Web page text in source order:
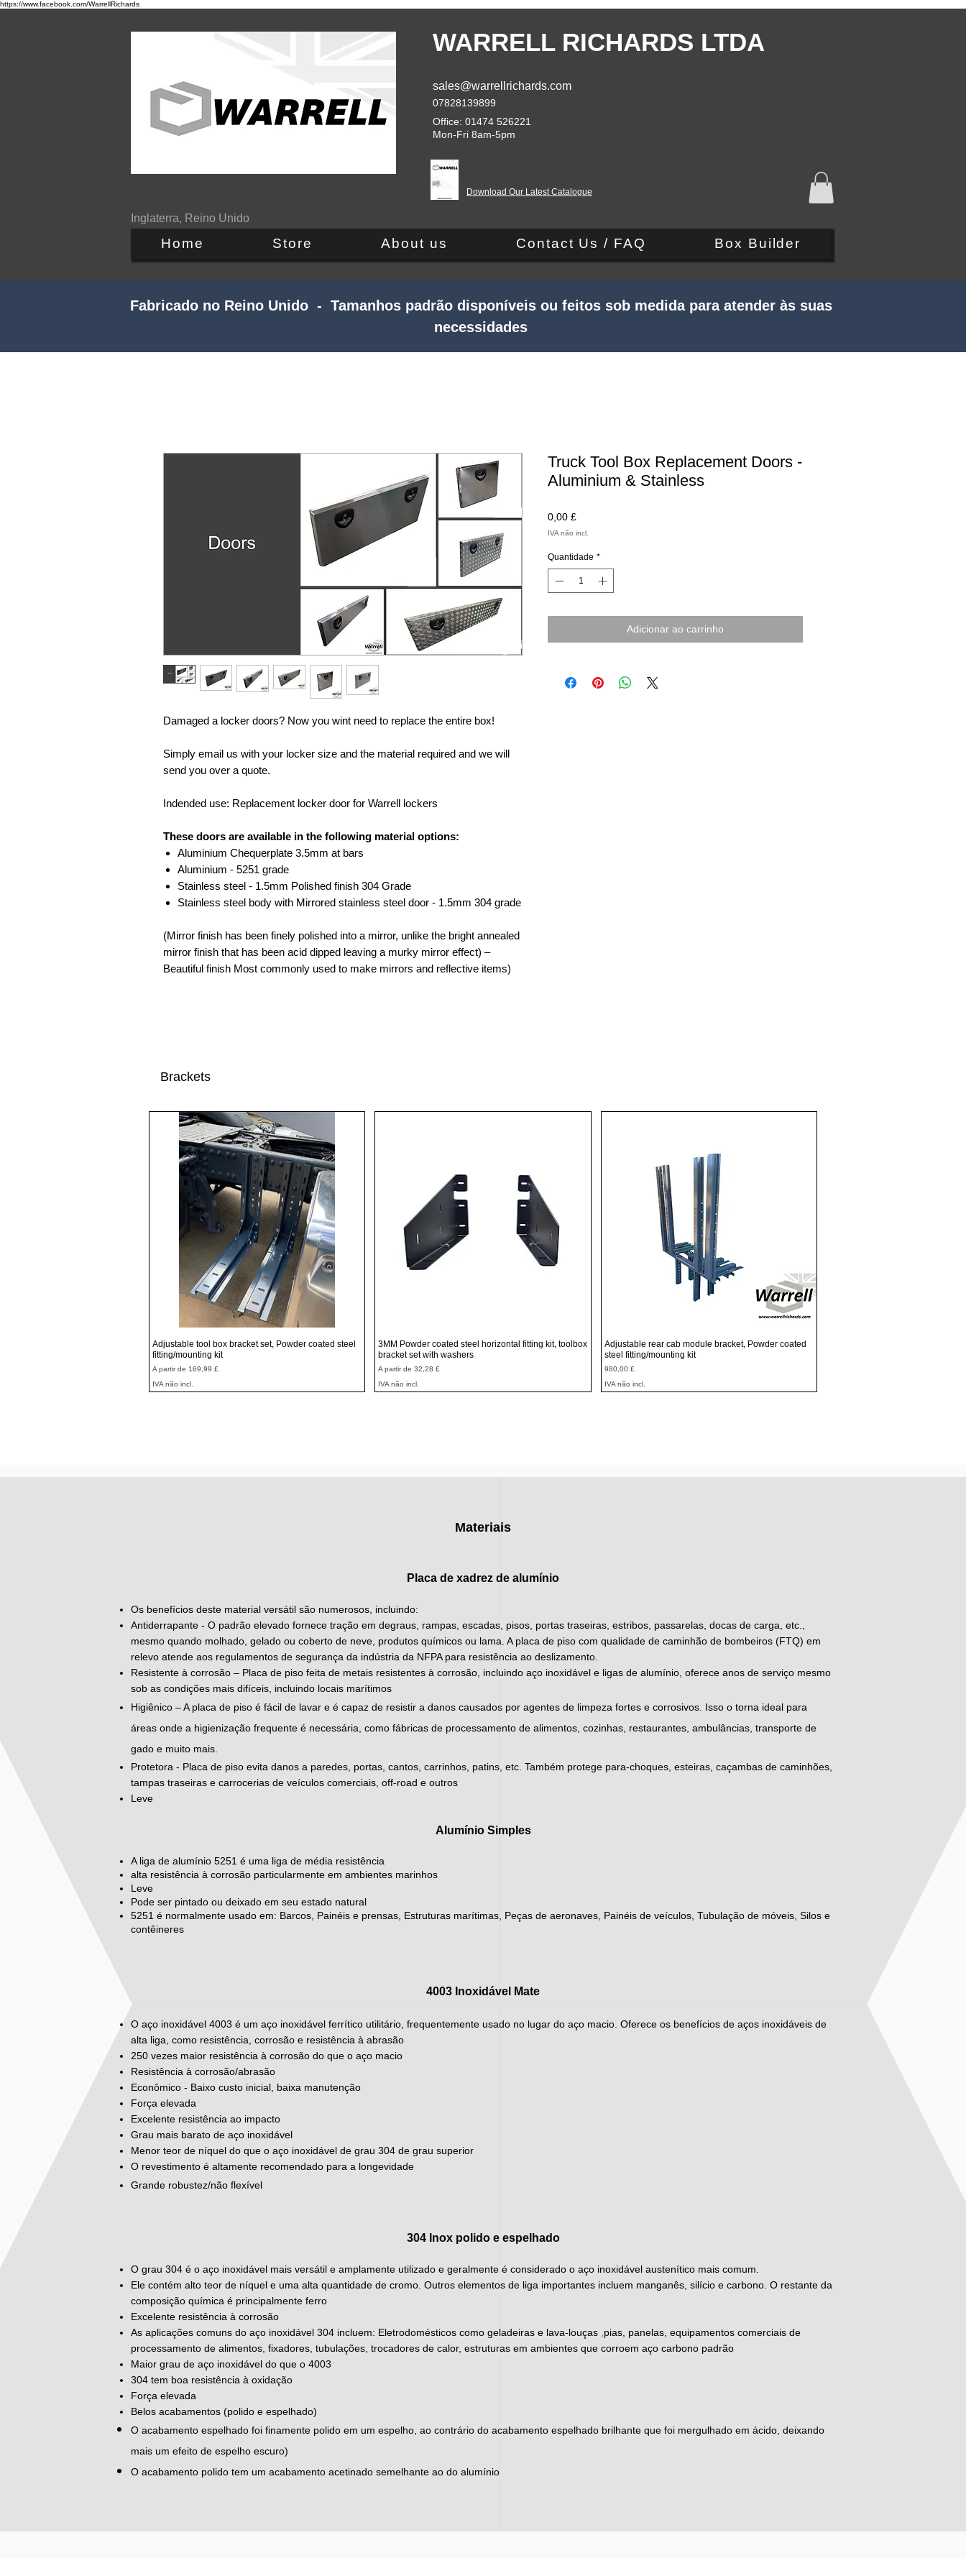
https://www.facebook.com/WarrellRichards
Inglaterra, Reino Unido
WARRELL RICHARDS LTDA
sales@warrellrichards.com
07828139899
Office: 01474 526221
Mon-Fri 8am-5pm
Download Our Latest Catalogue
Home Store About us Contact Us / FAQ Box Builder
Fabricado no Reino Unido - Tamanhos padrão disponíveis ou feitos sob medida para atender às suas
necessidades
Damaged a locker doors? Now you wint need to replace the entire box!
Simply email us with your locker size and the material required and we will
send you over a quote.
Indended use: Replacement locker door for Warrell lockers
These doors are available in the following material options:
Aluminium Chequerplate 3.5mm at bars
Aluminium - 5251 grade
Stainless steel - 1.5mm Polished finish 304 Grade
Stainless steel body with Mirrored stainless steel door - 1.5mm 304 grade
(Mirror finish has been finely polished into a mirror, unlike the bright annealed
mirror finish that has been acid dipped leaving a murky mirror effect) –
Beautiful finish Most commonly used to make mirrors and reflective items)
Truck Tool Box Replacement Doors -
Aluminium & Stainless
0,00 £Preço
IVA não incl.
Quantidade *
Adicionar ao carrinho
Brackets
Visualização rápida
Adjustable tool box bracket set, Powder coated steel
fitting/mounting kit
A partir de 169,99 £
Preço promocional
IVA não incl.
Visualização rápida
3MM Powder coated steel horizontal fitting kit, toolbox
bracket set with washers
A partir de32,28 £
Preço promocional
IVA não incl.
Visualização rápida
Adjustable rear cab module bracket, Powder coated
steel fitting/mounting kit
Preço
980,00 £
IVA não incl.
Materiais
Placa de xadrez de alumínio
Os benefícios deste material versátil são numerosos, incluindo:
Antiderrapante - O padrão elevado fornece tração em degraus, rampas, escadas, pisos, portas traseiras, estribos, passarelas, docas de carga, etc.,
mesmo quando molhado, gelado ou coberto de neve, produtos químicos ou lama. A placa de piso com qualidade de caminhão de bombeiros (FTQ) em
relevo atende aos regulamentos de segurança da indústria da NFPA para resistência ao deslizamento.
Resistente à corrosão – Placa de piso feita de metais resistentes à corrosão, incluindo aço inoxidável e ligas de alumínio, oferece anos de serviço mesmo
sob as condições mais difíceis, incluindo locais marítimos
Higiênico – A placa de piso é fácil de lavar e é capaz de resistir a danos causados por agentes de limpeza fortes e corrosivos. Isso o torna ideal para
áreas onde a higienização frequente é necessária, como fábricas de processamento de alimentos, cozinhas, restaurantes, ambulâncias, transporte de
gado e muito mais.
Protetora - Placa de piso evita danos a paredes, portas, cantos, carrinhos, patins, etc. Também protege para-choques, esteiras, caçambas de caminhões,
tampas traseiras e carrocerias de veículos comerciais, off-road e outros
Leve
Alumínio Simples
A liga de alumínio 5251 é uma liga de média resistência
alta resistência à corrosão particularmente em ambientes marinhos
Leve
Pode ser pintado ou deixado em seu estado natural
5251 é normalmente usado em: Barcos, Painéis e prensas, Estruturas marítimas, Peças de aeronaves, Painéis de veículos, Tubulação de móveis, Silos e
contêineres
4003 Inoxidável Mate
O aço inoxidável 4003 é um aço inoxidável ferrítico utilitário, frequentemente usado no lugar do aço macio. Oferece os benefícios de aços inoxidáveis de
alta liga, como resistência, corrosão e resistência à abrasão
250 vezes maior resistência à corrosão do que o aço macio
Resistência à corrosão/abrasão
Econômico - Baixo custo inicial, baixa manutenção
Força elevada
Excelente resistência ao impacto
Grau mais barato de aço inoxidável
Menor teor de níquel do que o aço inoxidável de grau 304 de grau superior
O revestimento é altamente recomendado para a longevidade
Grande robustez/não flexível
304 Inox polido e espelhado
O grau 304 é o aço inoxidável mais versátil e amplamente utilizado e geralmente é considerado o aço inoxidável austenítico mais comum.
Ele contém alto teor de níquel e uma alta quantidade de cromo. Outros elementos de liga importantes incluem manganês, silício e carbono. O restante da
composição química é principalmente ferro
Excelente resistência à corrosão
As aplicações comuns do aço inoxidável 304 incluem: Eletrodomésticos como geladeiras e lava-louças pias, panelas, equipamentos comerciais de
processamento de alimentos, fixadores, tubulações, trocadores de calor, estruturas em ambientes que corroem aço carbono padrão
Maior grau de aço inoxidável do que o 4003
304 tem boa resistência à oxidação
Força elevada
Belos acabamentos (polido e espelhado)
O acabamento espelhado foi finamente polido em um espelho, ao contrário do acabamento espelhado brilhante que foi mergulhado em ácido, deixando
mais um efeito de espelho escuro)
O acabamento polido tem um acabamento acetinado semelhante ao do alumínio